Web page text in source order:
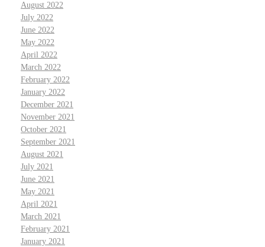
August 2022
July 2022
June 2022
May 2022
April 2022
March 2022
February 2022
January 2022
December 2021
November 2021
October 2021
September 2021
August 2021
July 2021
June 2021
May 2021
April 2021
March 2021
February 2021
January 2021